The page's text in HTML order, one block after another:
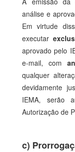
análise e
Em virtude
executar
aprovado pelo
e-mail, com
qualquer
devidamente
IEMA, serão
Autorização de
c)